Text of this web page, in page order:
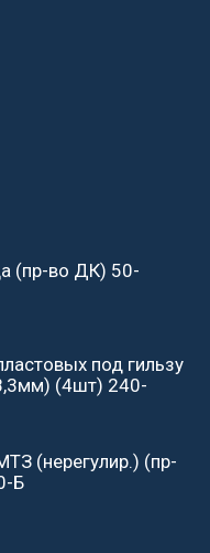
(пр-во ДК) 50-
под гильзу
(4шт) 240-
(нерегулир.) (пр-
Б